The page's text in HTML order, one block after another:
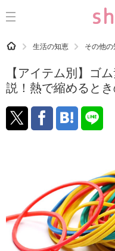
CATEGORY 記事カテゴリ
運気
洗濯
生活の知恵
マナー
趣味
食材辞典
HOME 生活の知恵 その他の
【アイテム別】ゴ
説！熱で縮めると